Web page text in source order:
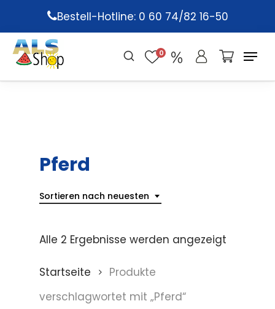
main
content
Bestell-Hotline: 0 60 74/82 16-50
0
Pferd
Sortieren nach neuesten
Alle 2 Ergebnisse werden angezeigt
Startseite
Produkte
verschlagwortet mit „Pferd“